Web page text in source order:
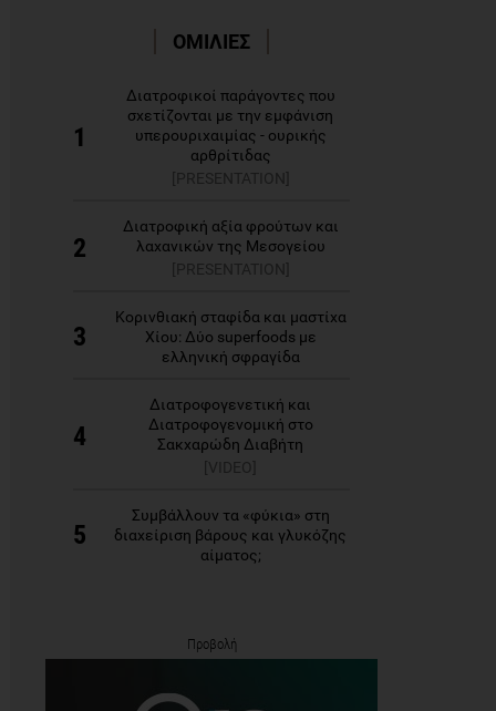
ΟΜΙΛΙΕΣ
1
Διατροφικοί παράγοντες που
σχετίζονται με την εμφάνιση
υπερουριχαιμίας - ουρικής
αρθρίτιδας
[PRESENTATION]
2
Διατροφική αξία φρούτων και
λαχανικών της Μεσογείου
[PRESENTATION]
3
Κορινθιακή σταφίδα και μαστίχα
Χίου: Δύο superfoods με
ελληνική σφραγίδα
4
Διατροφογενετική και
Διατροφογενομική στο
Σακχαρώδη Διαβήτη
[VIDEO]
5
Συμβάλλουν τα «φύκια» στη
διαχείριση βάρους και γλυκόζης
αίματος;
Προβολή